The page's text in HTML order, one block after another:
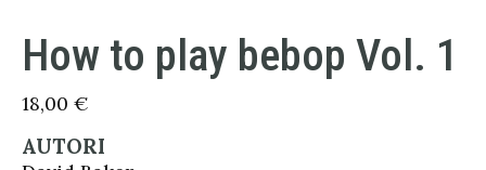
How to play bebop Vol. 1
18,00 €
AUTORI